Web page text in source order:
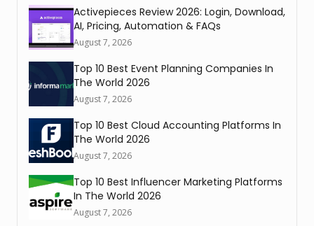
Activepieces Review 2026: Login, Download,
AI, Pricing, Automation & FAQs
August 7, 2026
Top 10 Best Event Planning Companies In
The World 2026
August 7, 2026
Top 10 Best Cloud Accounting Platforms In
The World 2026
August 7, 2026
Top 10 Best Influencer Marketing Platforms
In The World 2026
August 7, 2026